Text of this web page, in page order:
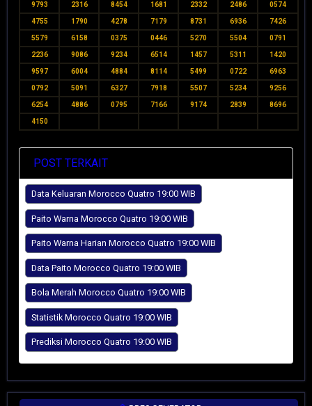
9793 2316 8454 1681 2332 2486 0574
4755 1790 4278 7179 8731 6936 7426
5579 6158 0375 0446 5270 5504 0791
2236 9086 9234 6514 1457 5311 1420
9597 6004 4884 8114 5499 0722 6963
0792 5091 6327 7918 5507 5234 9256
6254 4886 0795 7166 9174 2839 8696
4150
POST TERKAIT
Data Keluaran Morocco Quatro 19:00 WIB
Paito Warna Morocco Quatro 19:00 WIB
Paito Warna Harian Morocco Quatro 19:00 WIB
Data Paito Morocco Quatro 19:00 WIB
Bola Merah Morocco Quatro 19:00 WIB
Statistik Morocco Quatro 19:00 WIB
Prediksi Morocco Quatro 19:00 WIB